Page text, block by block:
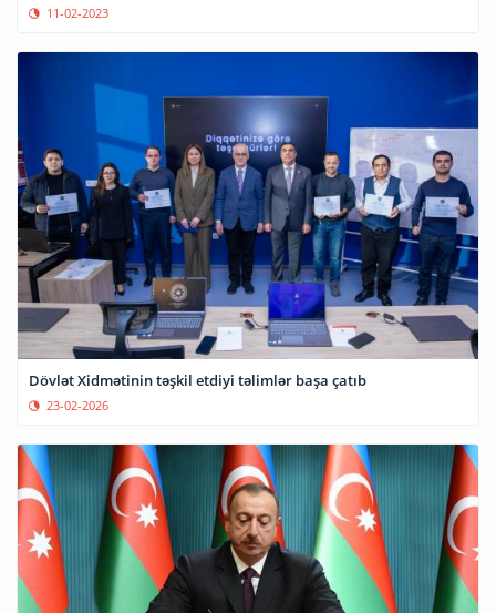
11-02-2023
Dövlət Xidmətinin təşkil etdiyi təlimlər başa çatıb
23-02-2026